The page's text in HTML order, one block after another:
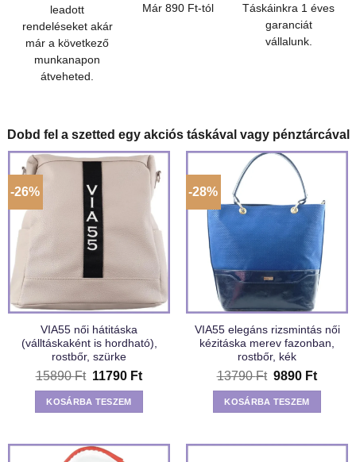
leadott
rendeléseket akár
már a következő
munkanapon
átveheted.
Már 890 Ft-tól
Táskáinkra 1 éves
garanciát
vállalunk.
Dobd fel a szetted egy akciós táskával vagy pénztárcával
-26%
VIA55 női hátitáska
(válltáskaként is hordható),
rostbőr, szürke
15890Ft Original
price
was:
15890 Ft.
11790 FtCurrent
price
11790 Ft.
KOSÁRBA TESZEM
-28%
VIA55 elegáns rizsmintás női
kézitáska merev fazonban,
rostbőr, kék
13790Ft Original
price
was:
13790 Ft.
9890 Ft
price
9890
KOSÁRBA TESZEM